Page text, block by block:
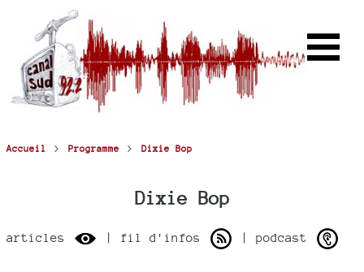
Accueil > Programme > Dixie Bop
Dixie Bop
articles | fil d'infos | podcast